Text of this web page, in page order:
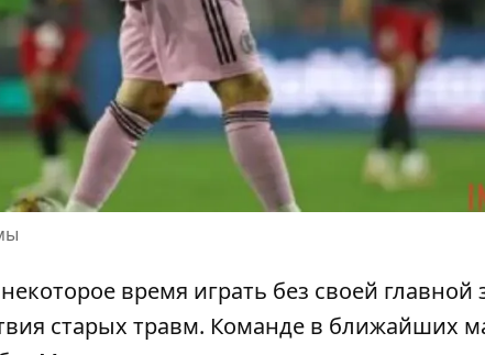
время играть без своей главной
старых травм. Команде в ближайших